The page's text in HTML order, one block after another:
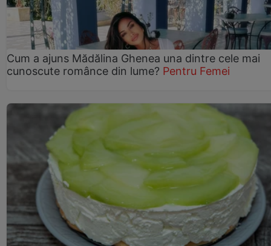
Cum a ajuns Mădălina Ghenea una dintre cele mai
cunoscute românce din lume? Pentru Femei